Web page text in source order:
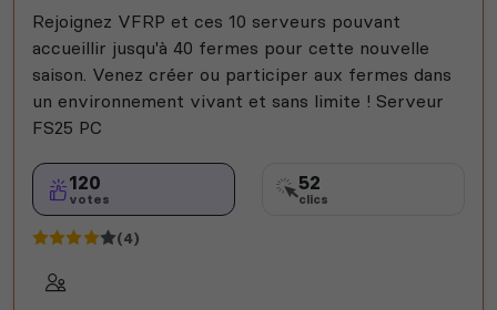
Rejoignez VFRP et ces 10 serveurs pouvant
accueillir jusqu'à 40 fermes pour cette nouvelle
saison. Venez créer ou participer aux fermes dans
un environnement vivant et sans limite ! Serveur
FS25 PC
120
votes
52
clics
(4)